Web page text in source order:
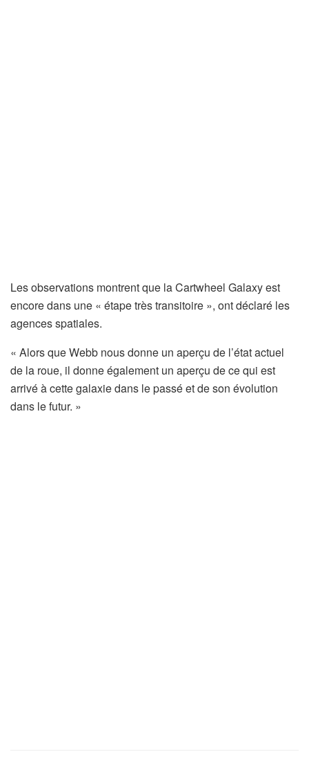
Les observations montrent que la Cartwheel Galaxy est
encore dans une « étape très transitoire », ont déclaré les
agences spatiales.
« Alors que Webb nous donne un aperçu de l’état actuel
de la roue, il donne également un aperçu de ce qui est
arrivé à cette galaxie dans le passé et de son évolution
dans le futur. »